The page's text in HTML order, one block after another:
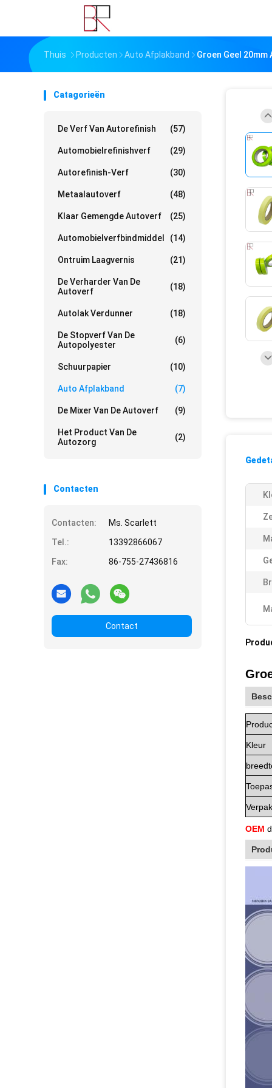
Thuis Producten Auto Afplakband Groen Geel
Catagorieën
De Verf Van Autorefinish (57)
Automobielrefinishverf (29)
Autorefinish-Verf (30)
Metaalautoverf (48)
Klaar Gemengde Autoverf (25)
Automobielverfbindmiddel (14)
Ontruim Laagvernis (21)
De Verharder Van De
Autoverf
(18)
Autolak Verdunner (18)
De Stopverf Van De
Autopolyester
(6)
Schuurpapier (10)
Auto Afplakband (7)
De Mixer Van De Autoverf (9)
Het Product Van De
Autozorg
(2)
Contacten
Contacten:
Ms. Scarlett
Tel.:
13392866067
Fax:
86-755-27436816
Contact
Kleur
OEM